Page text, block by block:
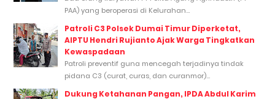
PAA) yang beroperasi di Kelurahan...
Patroli C3 Polsek Dumai Timur Diperketat,
AIPTU Hendri Rujianto Ajak Warga Tingkatkan
Kewaspadaan
Patroli preventif guna mencegah terjadinya tindak
pidana C3 (curat, curas, dan curanmor)...
Dukung Ketahanan Pangan, IPDA Abdul Karim